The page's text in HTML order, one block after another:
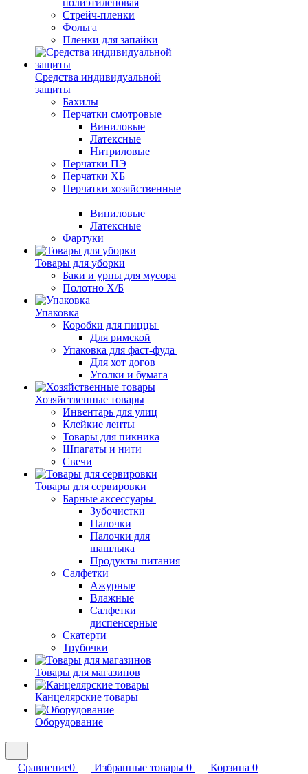
полиэтиленовая
Стрейч-пленки
Фольга
Пленки для запайки
Средства индивидуальной
защиты
Бахилы
Перчатки смотровые
Виниловые
Латексные
Нитриловые
Перчатки ПЭ
Перчатки ХБ
Перчатки хозяйственные
Виниловые
Латексные
Фартуки
Товары для уборки
Баки и урны для мусора
Полотно Х/Б
Упаковка
Коробки для пиццы
Для римской
Упаковка для фаст-фуда
Для хот догов
Уголки и бумага
Хозяйственные товары
Инвентарь для улиц
Клейкие ленты
Товары для пикника
Шпагаты и нити
Свечи
Товары для сервировки
Барные аксессуары
Зубочистки
Палочки
Палочки для
шашлыка
Продукты питания
Салфетки
Ажурные
Влажные
Салфетки
диспенсерные
Скатерти
Трубочки
Товары для магазинов
Канцелярские товары
Оборудование
Сравнение0 Избранные товары 0 Корзина 0